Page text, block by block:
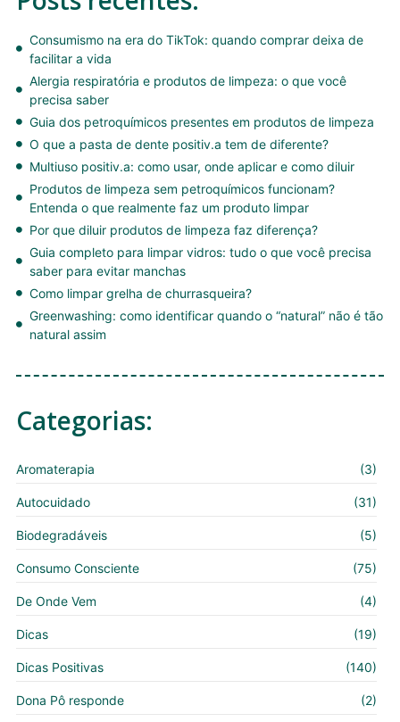
Consumismo na era do TikTok: quando comprar deixa de
facilitar a vida
Alergia respiratória e produtos de limpeza: o que você
precisa saber
Guia dos petroquímicos presentes em produtos de limpeza
O que a pasta de dente positiv.a tem de diferente?
Multiuso positiv.a: como usar, onde aplicar e como diluir
Produtos de limpeza sem petroquímicos funcionam?
Entenda o que realmente faz um produto limpar
Por que diluir produtos de limpeza faz diferença?
Guia completo para limpar vidros: tudo o que você precisa
saber para evitar manchas
Como limpar grelha de churrasqueira?
Greenwashing: como identificar quando o “natural” não é tão
natural assim
Categorias:
Aromaterapia (3)
Autocuidado (31)
Biodegradáveis (5)
Consumo Consciente (75)
De Onde Vem (4)
Dicas (19)
Dicas Positivas (140)
Dona Pô responde (2)